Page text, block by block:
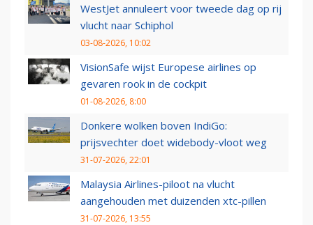
WestJet annuleert voor tweede dag op rij
vlucht naar Schiphol
03-08-2026, 10:02
VisionSafe wijst Europese airlines op
gevaren rook in de cockpit
01-08-2026, 8:00
Donkere wolken boven IndiGo:
prijsvechter doet widebody-vloot weg
31-07-2026, 22:01
Malaysia Airlines-piloot na vlucht
aangehouden met duizenden xtc-pillen
31-07-2026, 13:55